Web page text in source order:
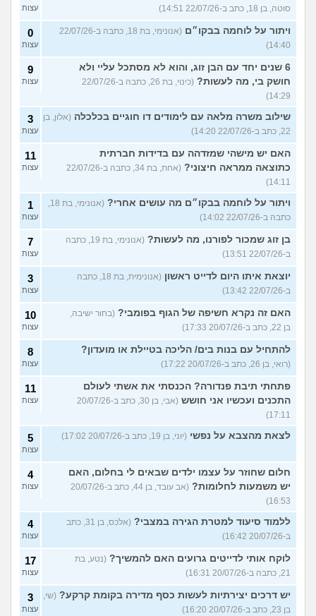
סוטה, בן 18, כתב ב-22/07/26 14:51)
עצות
ויתור על לוחמה בבקו״ם
(אנונימי, בת 18, כתבה ב-22/07/26
14:40)
0
עצות
6 שנים יחד עם הבן זוג, והוא לא מסתכל עליי ולא
חושק בי, מה לעשות?
(כינוי, בת 26, כתבה ב-22/07/26
14:29)
9
עצות
שילוב משרה מלאה עם לימודים דו חוגיים בכלכלה (אלון, בן
22, כתב ב-22/07/26 14:20)
3
עצות
האם יש מישהי שמזדהה עם בדידות חברתית
כתוצאה ממראה חיצוני?
(אחת, בת 34, כתבה ב-22/07/26
14:11)
11
עצות
ויתור על לוחמה בבקו״ם מה עושים אחרי?
(אנונימי, בת 18,
כתבה ב-22/07/26 14:02)
1
עצות
בן זוג שמכור לפורנו, מה לעשות?
(אנונימי, בת 19, כתבה
ב-22/07/26 13:51)
7
עצות
יוצאת איתו היום לדייט ראשון
(אנונימית, בת 18, כתבה
ב-22/07/26 13:42)
3
עצות
האם זה נקרא חשיפה של הגוף בפומבי? (בחור ישיבה,
בן 22, כתב ב-20/07/26 17:33)
10
עצות
להתחיל עם בנות בים/ הליכה בטיילת או מועדון?
(רואי, בן 26, כתב ב-20/07/26 17:22)
8
עצות
פתחתי תיבת פנדורה? הכנסתי את אשתי לעולם
התכנים ועכשיו אני חושש
(אבי, בן 30, כתב ב-20/07/26
17:11)
11
עצות
לצאת מהצבא על נפשי (יוני, בן 19, כתב ב-20/07/26 17:02) 5
עצות
חלום שחוזר על עצמו ילדים שבאים לי בחלום, האם
יש משמעות לחלומות?
(אב עובד, בן 44, כתב ב-20/07/26
16:53)
4
עצות
ללמוד סיעוד למטרת הגירה במצבי?
(אלכס, בן 31, כתב
ב-20/07/26 16:42)
4
עצות
לוקח אותי לדייטים גרועים האם להמשיך? (נטע, בת
21, כתבה ב-20/07/26 16:31)
17
עצות
יש דרכים יצירתיות לעשות כסף מדירה בקומת קרקע? (שי,
בן 23, כתב ב-20/07/26 16:20)
3
עצות